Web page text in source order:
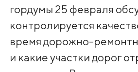
гордумы 25 февраля
контролируется
время дорожно-
и какие участки дорог